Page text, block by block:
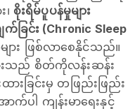
စိုးရိမ်ပူပန်မှုများ
ခြင်း (Chronic Sleep
ား ဖြစ်လာစေနိုင်သည်။
ားသည် စိတ်ကိုလန်းဆန်း
ားခြင်းမှ တဖြည်းဖြည်း
ပါ ကျန်းမာရေးနှင့်